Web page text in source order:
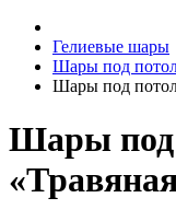
Гелиевые шары
Шары под
Шары под
Шары под